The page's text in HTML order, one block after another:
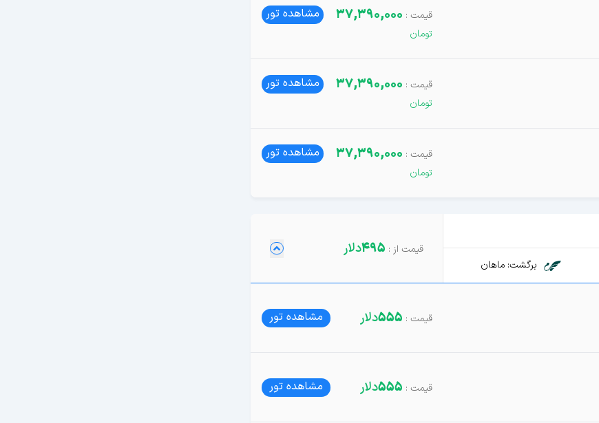
37,390,000 مشاهده تور
37,390,000 مشاهده تور
37,390,000 مشاهده تور
برگشت: ماهان
495دلار
555دلار مشاهده تور
555دلار مشاهده تور